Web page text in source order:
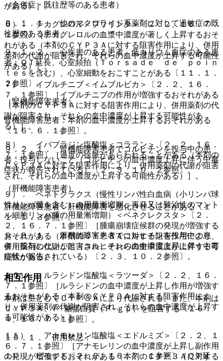
がある）］。
６）． チカグレロル＜ブリリンタ＞〔２．２、１６．７．
１参照〕［チカグレロルの血漿中濃度が著しく上昇するおそ
れがある（本剤のＣＹＰ３Ａに対する阻害作用により、併用
薬剤の代謝が阻害され、それらの血中濃度が上昇する可能性
がある）］。
７）． イブルチニブ＜イムブルビカ＞〔２．２、１６．
７．１参照〕［イブルチニブの作用が増強するおそれがある
（本剤のＣＹＰ３Ａに対する阻害作用により、併用薬剤の代
謝が阻害され、それらの血中濃度が上昇する可能性があ
る）］。
８）． イバブラジン塩酸塩＜コララン＞〔２．２、１６．
７．１参照〕［過度の徐脈があらわれることがある（本剤の
ＣＹＰ３Ａに対する阻害作用により、併用薬剤の代謝が阻害
され、それらの血中濃度が上昇する可能性がある）］。
９）． ベネトクラクス（慢性リンパ性白血病（小リンパ球
性リンパ腫を含む）の用量漸増期、再発又は難治性のマント
ル細胞リンパ腫の用量漸増期）＜ベネクレクスタ＞〔２．
２、１６．７．１参照〕［腫瘍崩壊症候群の発現が増強する
おそれがある（本剤のＣＹＰ３Ａに対する阻害作用により、
併用薬剤の代謝が阻害され、それらの血中濃度が上昇する可
能性がある）］。
１０）． ルラシドン塩酸塩＜ラツーダ＞〔２．２、１６．
７．１参照〕［ルラシドンの血中濃度が上昇し作用が増強す
るおそれがある（本剤のＣＹＰ３Ａに対する阻害作用によ
り、併用薬剤の代謝が阻害され、それらの血中濃度が上昇す
る可能性がある）］。
１１）． アナモレリン塩酸塩＜エドルミズ＞〔２．２、１
６．７．１参照〕［アナモレリンの血中濃度が上昇し副作用
の発現が増強するおそれがある（本剤のＣＹＰ３Ａに対する
（合併症・既往歴等のある患者）
９．１．１． 他のマクロライド系薬剤に対して過敏症の既
往歴のある患者。
９．１．２． 心疾患のある患者、低カリウム血症のある患
者：ＱＴ延長、心室頻拍（Ｔｏｒｓａｄｅ ｄｅ ｐｏｉｎ
ｔｅｓを含む）、心室細動をおこすことがある〔１１．１．
２参照〕。
（腎機能障害患者）
腎機能障害患者：本剤の血中濃度が上昇するおそれがある
〔１６．６．１参照〕。
９．２．１． 腎機能障害患者でコルヒチンを投与中の患
者：投与しないこと（コルヒチンの血中濃度上昇に伴う中毒
症状が報告されている）〔２．３、１０．２参照〕。
（肝機能障害患者）
肝機能障害患者：肝機能障害を悪化させることがある〔１
１．１．３参照〕。
９．３．１． 肝機能障害患者でコルヒチンを投与中の患
者：投与しないこと（コルヒチンの血中濃度上昇に伴う中毒
症状が報告されている）〔２．３、１０．２参照〕。
相互作用
本剤は主としてＣＹＰ３Ａにより代謝される。また、本剤は
ＣＹＰ３Ａ、Ｐ−糖蛋白質（Ｐ−ｇｐ）を阻害する〔１６．
４、１６．７．１参照〕。
１０．１． 併用禁忌：
１）． ピモジド〔２．２、１６．７．１参照〕［ＱＴ延